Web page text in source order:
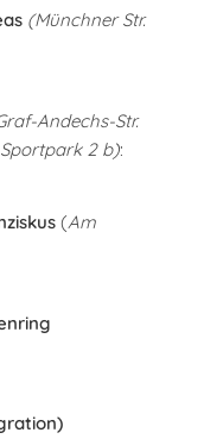
(Münchner Str.
Andechs-Str.
2 b):
(Am